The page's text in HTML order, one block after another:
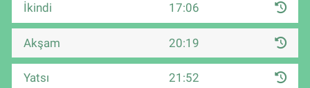
İkindi 17:06
Akşam 20:19
Yatsı 21:52